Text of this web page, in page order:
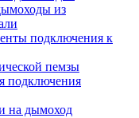
из
подключения к
пемзы
подключения
на дымоход